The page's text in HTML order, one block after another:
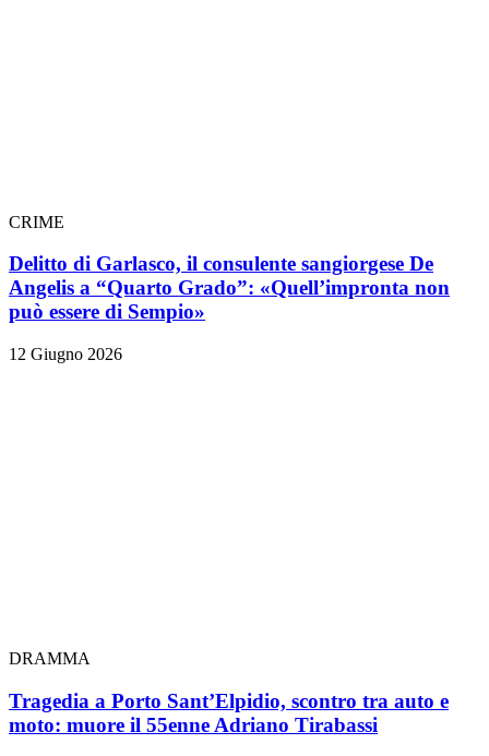
CRIME
Delitto di Garlasco, il consulente sangiorgese De
Angelis a “Quarto Grado”: «Quell’impronta non
può essere di Sempio»
12 Giugno 2026
DRAMMA
Tragedia a Porto Sant’Elpidio, scontro tra auto e
moto: muore il 55enne Adriano Tirabassi